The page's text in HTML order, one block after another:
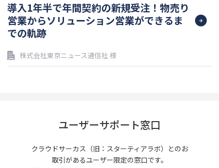
導入1年半で年間契約の新規受注！物売り
営業からソリューション営業ができるま
での軌跡
株式会社東京ニュース通信社 様
ユーザーサポート窓口
クラウドサーカス（旧：スターティアラボ）とのお
取引があるユーザー限定の窓口です。